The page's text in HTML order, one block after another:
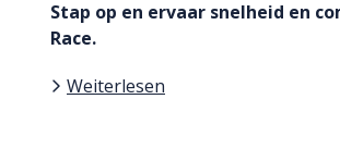
Stap op en ervaar snelheid en
Race.
Weiterlesen